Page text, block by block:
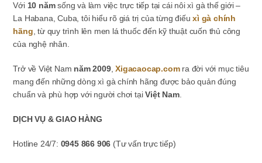
Với 10 nămsống và làm việc trực tiếp tại cái nôi xì gà thế giới –
La Habana, Cuba, tôi hiểu rõ giá trị của từng điếuxì gà chính
hãng, từ quy trình lên men lá thuốc đến kỹ thuật cuốn thủ công
của nghệ nhân.
Trở về Việt Nam năm 2009,Xigacaocap.comra đời với mục tiêu
mang đến những dòng xì gà chính hãng được bảo quản đúng
chuẩn và phù hợp với người chơi tạiViệt Nam.
DỊCH VỤ & GIAO HÀNG
Hotline 24/7: 0945 866 906 (Tư vấn trực tiếp)